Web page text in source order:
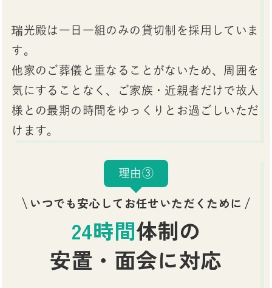
瑞光殿は一日一組のみの貸切制を採用していま
す。
他家のご葬儀と重なることがないため、周囲を
気にすることなく、ご家族・近親者だけで故人
様との最期の時間をゆっくりとお過ごしいただ
けます。
理由③
いつでも安心してお任せいただくために
24時間体制の
安置・面会に対応